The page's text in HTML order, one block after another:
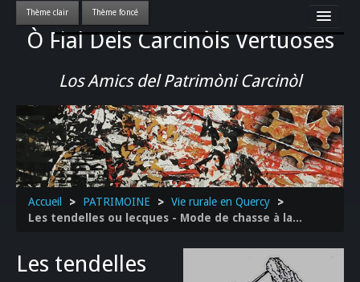
Ò Fial Dels Carcinòls Vertuoses
Los Amics del Patrimòni Carcinòl
Accueil
LES QUERCYNOIS & LEUR CULTURE
PATRIMOINE
GASTRONOMIE
ACTUALITE-CULTURE-EVENEMENTS LOCAUX
>>
Accueil > PATRIMOINE > Vie rurale en Quercy
>
Les tendelles ou lecques - Mode de chasse à la...
Les tendelles